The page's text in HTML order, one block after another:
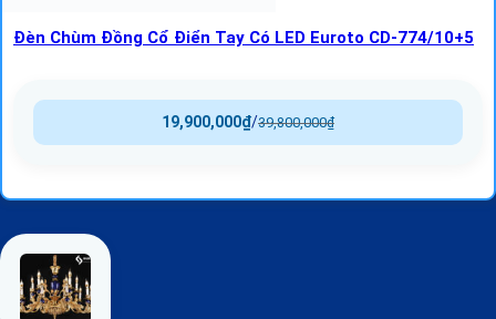
Đèn Chùm Đồng Cổ Điển Tay Có LED Euroto CD-774/10+5
39,800,000₫
/
19,900,000₫